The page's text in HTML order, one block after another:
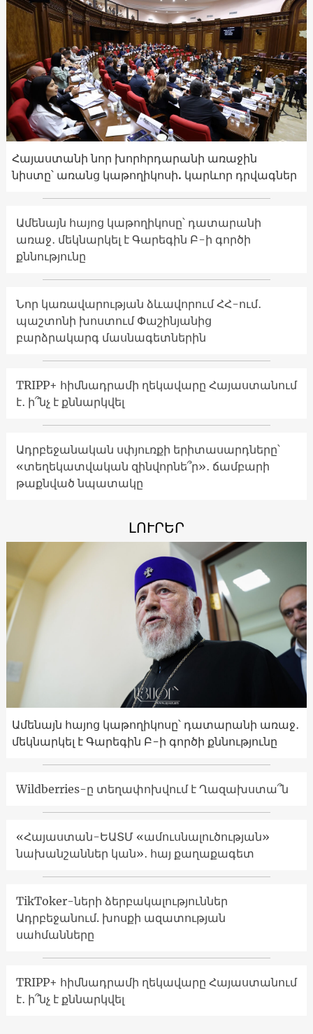
Հայաստանի նոր խորհրդարանի առաջին
նիստը՝ առանց կաթողիկոսի. կարևոր դրվագներ
Ամենայն հայոց կաթողիկոսը՝ դատարանի
առաջ․ մեկնարկել է Գարեգին Բ-ի գործի
քննությունը
Նոր կառավարության ձևավորում ՀՀ-ում․
պաշտոնի խոստում Փաշինյանից
բարձրակարգ մասնագետներին
TRIPP+ հիմնադրամի ղեկավարը Հայաստանում
է․ ի՞նչ է քննարկվել
Ադրբեջանական սփյուռքի երիտասարդները՝
«տեղեկատվական զինվորնե՞ր»․ ճամբարի
թաքնված նպատակը
ԼՈՒՐԵՐ
Ամենայն հայոց կաթողիկոսը՝ դատարանի առաջ․
մեկնարկել է Գարեգին Բ-ի գործի քննությունը
Wildberries-ը տեղափոխվում է Ղազախստա՞ն
«Հայաստան-ԵԱՏՄ «ամուսնալուծության»
նախանշաններ կան»․ հայ քաղաքագետ
TikToker-ների ձերբակալություններ
Ադրբեջանում. խոսքի ազատության
սահմանները
TRIPP+ հիմնադրամի ղեկավարը Հայաստանում
է․ ի՞նչ է քննարկվել